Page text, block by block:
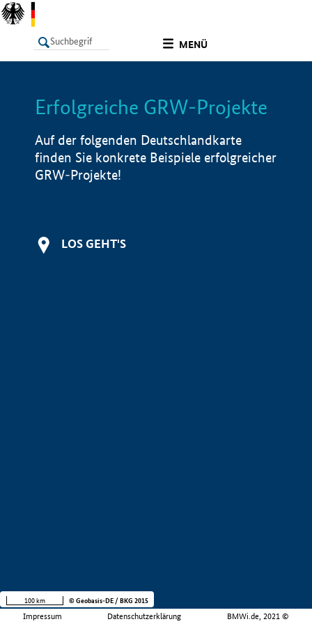
MENÜ
LISTE Info
Erfolgreiche GRW-Projekte
Auf der folgenden Deutschlandkarte
finden Sie konkrete Beispiele erfolgreicher
GRW-Projekte!
LOS GEHT'S
Impressum Datenschutzerklärung BMWi.de, 2021 ©
100 km © Geobasis-DE / BKG 2015